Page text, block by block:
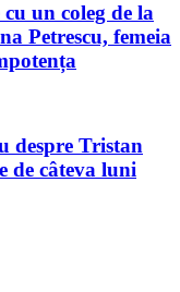
un coleg de la
Petrescu, femeia
despre Tristan
de câteva luni